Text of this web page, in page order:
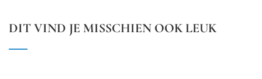
DIT VIND JE MISSCHIEN OOK LEUK